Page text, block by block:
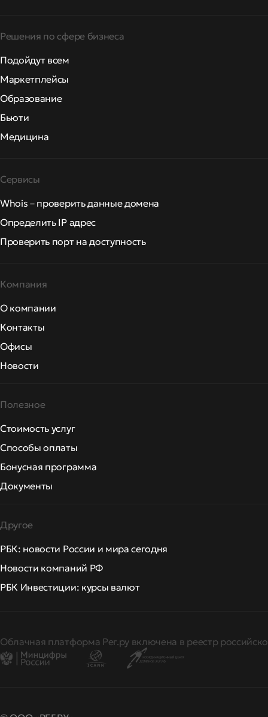
Решения по сфере бизнеса
Подойдут всем
Маркетплейсы
Образование
Бьюти
Медицина
Сервисы
Whois – проверить данные домена
Определить IP адрес
Проверить порт на доступность
Компания
О компании
Контакты
Офисы
Новости
Полезное
Стоимость услуг
Способы оплаты
Бонусная программа
Документы
Другое
РБК: новости России и мира сегодня
Новости компаний РФ
РБК Инвестиции: курсы валют
Облачная платформа Рег.ру включена в реестр